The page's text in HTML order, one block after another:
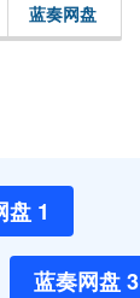
蓝奏网盘
盘 1
蓝奏网盘 3